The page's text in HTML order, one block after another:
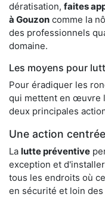
dératisation, faites
à Gouzon comme la
des professionnels
domaine.
Les moyens pour
Pour éradiquer les
qui mettent en œuvre
deux principales
Une action
La lutte préventive
exception et
tous les endroits où
en sécurité et loin